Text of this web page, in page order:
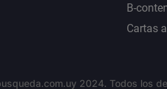
B-
Cartas
2024. Todos los